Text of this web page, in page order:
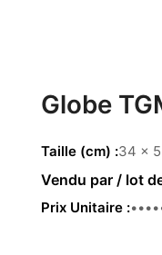
Globe
Taille (cm) 34 x
Prix Unitaire